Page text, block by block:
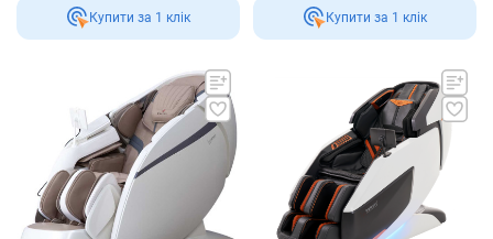
Купити за 1 клiк Купити за 1 клiк